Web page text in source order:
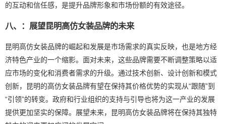
的互动和信任感，是提升品牌形象和市场份额的有效途径。
八、：展望昆明高仿女装品牌的未来
昆明高仿女装品牌的崛起和发展是市场需求的真实反映，也是地方经
济特色产业的一个缩影。面对未来，这些品牌需要不断调整策略以适
应市场的变化和消费者需求的升级。通过技术创新、设计创新和模式
创新，昆明的高仿女装品牌有望在保持其价格优势的实现从“跟随”到
“引领”的转变。政府和行业组织的支持与引导也将为这一产业的发展
提供更加坚实的保障。展望未来，昆明高仿女装品牌将在保持其独特